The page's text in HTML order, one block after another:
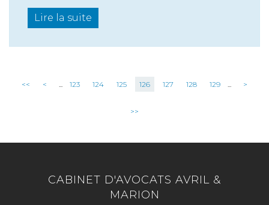
Lire la suite
<< < ... 123 124 125 126 127 128 129 ... >
>>
CABINET D'AVOCATS AVRIL &
MARION